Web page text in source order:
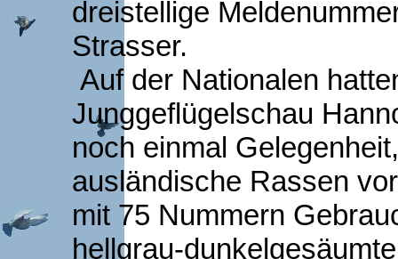
dreistellige
Strasser.
Auf der Nationalen
Junggeflügelschau
noch einmal
ausländische Rassen
mit 75 Nummern
hellgrau-